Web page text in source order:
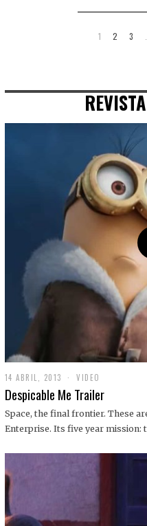
1 2 3
14 ABRIL, 2013
9
D
C
I
1
VIDEO
Despicable Me Trailer
Space, the final frontier. These
Enterprise. Its five year mission: